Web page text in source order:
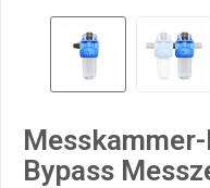
Bypass